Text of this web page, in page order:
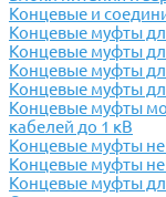
Концевые и
Концевые муфты
Концевые муфты
Концевые муфты
Концевые муфты
Концевые муфты
кабелей до 1 кВ
Концевые муфты
Концевые муфты
Концевые муфты